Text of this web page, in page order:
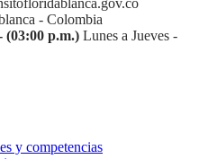
- Colombia
(03:00 p.m.) Lunes a Jueves -
y competencias